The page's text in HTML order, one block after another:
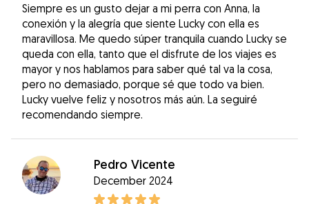
Siempre es un gusto dejar a mi perra con Anna, la
conexión y la alegría que siente Lucky con ella es
maravillosa. Me quedo súper tranquila cuando Lucky se
queda con ella, tanto que el disfrute de los viajes es
mayor y nos hablamos para saber qué tal va la cosa,
pero no demasiado, porque sé que todo va bien.
Lucky vuelve feliz y nosotros más aún. La seguiré
recomendando siempre.
Pedro Vicente
December 2024